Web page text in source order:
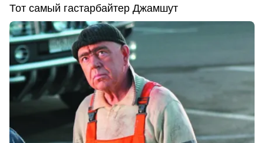
Тот самый гастарбайтер Джамшут